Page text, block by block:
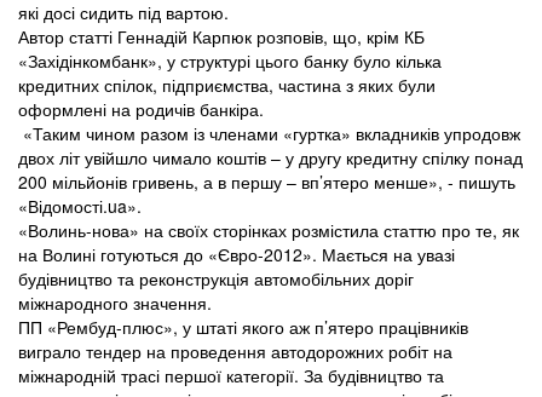
які досі сидить під вартою.
Автор статті Геннадій Карпюк розповів, що, крім КБ
«Західінкомбанк», у структурі цього банку було кілька
кредитних спілок, підприємства, частина з яких були
оформлені на родичів банкіра.
«Таким чином разом із членами «гуртка» вкладників упродовж
двох літ увійшло чимало коштів – у другу кредитну спілку понад
200 мільйонів гривень, а в першу – вп’ятеро менше», - пишуть
«Відомості.ua».
«Волинь-нова» на своїх сторінках розмістила статтю про те, як
на Волині готуються до «Євро-2012». Мається на увазі
будівництво та реконструкція автомобільних доріг
міжнародного значення.
ПП «Рембуд-плюс», у штаті якого аж п’ятеро працівників
виграло тендер на проведення автодорожних робіт на
міжнародній трасі першої категорії. За будівництво та